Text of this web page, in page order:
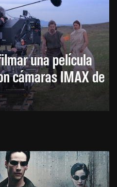
una película
cámaras IMAX de